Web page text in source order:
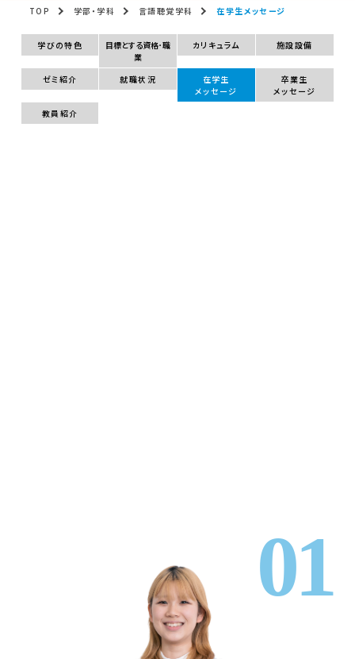
TOP 学部・学科 言語聴覚学科 在学生メッセージ
学びの特色
目標とする資格･職
業
カリキュラム 施設設備
ゼミ紹介 就職状況
在学生
メッセージ
卒業生
メッセージ
教員紹介